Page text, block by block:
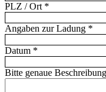
PLZ / Ort *
Angaben zur Ladung *
Datum *
Bitte genaue